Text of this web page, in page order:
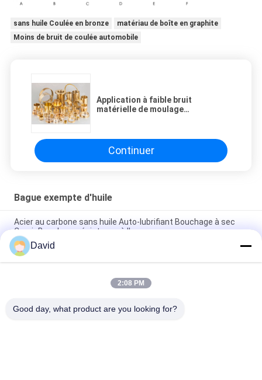
sans huile Coulée en bronze
matériau de boîte en graphite
Moins de bruit de coulée automobile
Application à faible bruit
matérielle de moulage
Continuer
Bague exempte d'huile
Acier au carbone sans huile Auto-lubrifiant Bouchage à sec
Courir Bouchage résistance à l'usure
Bouchage anti-usure sans huile avec PTFE Bouchage en
bronze Maillage en bronze avec des bouchages en PTFE
Individu en bronze imprégné d'huile à faible bruit de bagues
David
2:08 PM
Good day, what product are you looking for?